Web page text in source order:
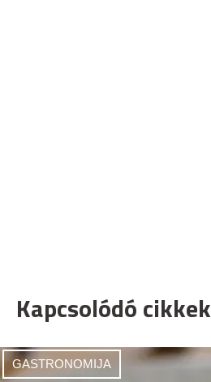
Kapcsolódó cikkek
GASTRONOMIJA